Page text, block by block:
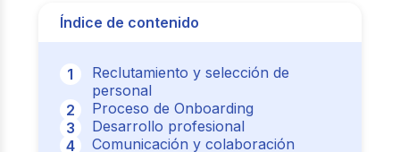
Índice de contenido
Reclutamiento y selección de
personal
Proceso de Onboarding
Desarrollo profesional
Comunicación y colaboración